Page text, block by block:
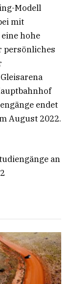
Modell
mit
hohe
persönliches
endet
August 2022.
an